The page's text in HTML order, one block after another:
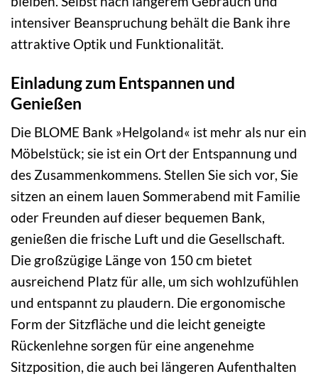
intensiver Beanspruchung behält die Bank ihre
attraktive Optik und Funktionalität.
Einladung zum Entspannen und
Genießen
Die BLOME Bank »Helgoland« ist mehr als nur ein
Möbelstück; sie ist ein Ort der Entspannung und
des Zusammenkommens. Stellen Sie sich vor, Sie
sitzen an einem lauen Sommerabend mit Familie
oder Freunden auf dieser bequemen Bank,
genießen die frische Luft und die Gesellschaft.
Die großzügige Länge von 150 cm bietet
ausreichend Platz für alle, um sich wohlzufühlen
und entspannt zu plaudern. Die ergonomische
Form der Sitzfläche und die leicht geneigte
Rückenlehne sorgen für eine angenehme
Sitzposition, die auch bei längeren Aufenthalten